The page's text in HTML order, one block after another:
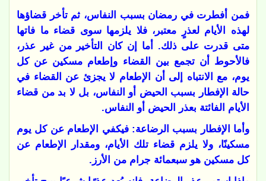
فمن أفطرت في رمضان بسبب النفاس، ثم تأخر قضاؤها
لهذه الأيام لعذرٍ معتبر، فلا يلزمها سوى قضاء ما فاتها
متى قدرت على ذلك. أما إن كان التأخير من غير عذر،
فالأحوط أن تجمع بين القضاء وإطعام مسكين عن كل
يوم، مع الانتباه إلى أن الإطعام لا يجزئ عن القضاء في
حالة الإفطار بسبب الحيض أو النفاس، بل لا بد من قضاء
الأيام الفائتة بعذر الحيض أو النفاس.
وأما الإفطار بسبب الرضاعة: فيكفي الإطعام عن كل يوم
مسكينًا، ولا يلزم قضاء تلك الأيام، ومقدار الإطعام عن
كل مسكين هو سبعمائة جرام من الأرز .